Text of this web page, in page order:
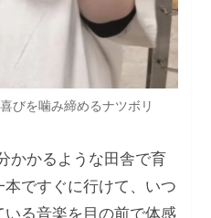
びを噛み締めるナツボリ
かかるような⽥舎で育
ですぐに⾏けて、いつ
る⾳楽を⽬の前で体感